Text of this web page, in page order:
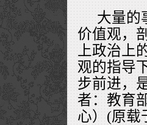
大量的
价值观，
上政治上
观的指导
步前进，
者：教育
心）(原载